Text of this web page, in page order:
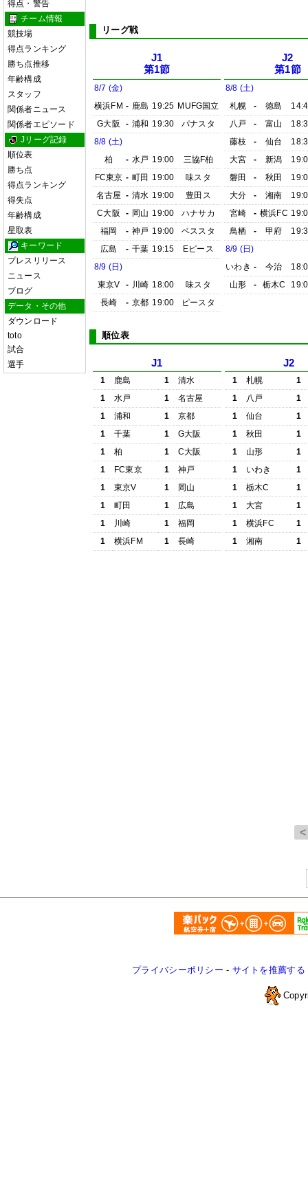
得点・警告
チーム情報
競技場
得点ランキング
勝ち点推移
年齢構成
スタッフ
関係者ニュース
関係者エピソード
Jリーグ記録
順位表
勝ち点
得点ランキング
得失点
年齢構成
星取表
キーワード
プレスリリース
ニュース
ブログ
データ・その他
ダウンロード
toto
試合
選手
リーグ戦
J1
第1節
8/7 (金)
横浜FM - 鹿島 19:25 MUFG国立
G大阪
- 浦和 19:30
パナスタ
8/8 (土)
柏
- 水戸 19:00
三協F柏
FC東京 - 町田 19:00
味スタ
名古屋 - 清水 19:00
豊田ス
C大阪
- 岡山 19:00
ハナサカ
福岡
- 神戸 19:00
ベススタ
広島
- 千葉 19:15
Eピース
8/9 (日)
東京V
- 川崎 18:00
味スタ
長崎
- 京都 19:00 ピースタ
J2
第1節
8/8 (土)
札幌
- 徳島
八戸
- 富山
藤枝
- 仙台
大宮
- 新潟
磐田
- 秋田
大分
- 湘南
宮崎
- 横浜FC
鳥栖
- 甲府
8/9 (日)
いわき - 今治
山形
- 栃木C
順位表
J1
1 鹿島 1
清水
1
水戸 1
名古屋
1
浦和 1
京都
1
千葉 1
G大阪
1
柏 1
C大阪
1
FC東京 1
神戸
1
東京V 1
岡山
1
町田 1
広島
1
川崎 1
福岡
1
横浜FM 1 長崎
J2
1 札幌
1
1
八戸
1
1
仙台
1
1
秋田
1
1
山形
1
1
いわき
1
1
栃木C
1
1
大宮
1
1
横浜FC
1
1
湘南 1
プライバシーポリシー - サイトを推薦する